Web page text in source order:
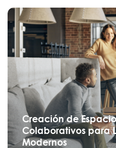
Creación de
Colaborativos para
Modernos